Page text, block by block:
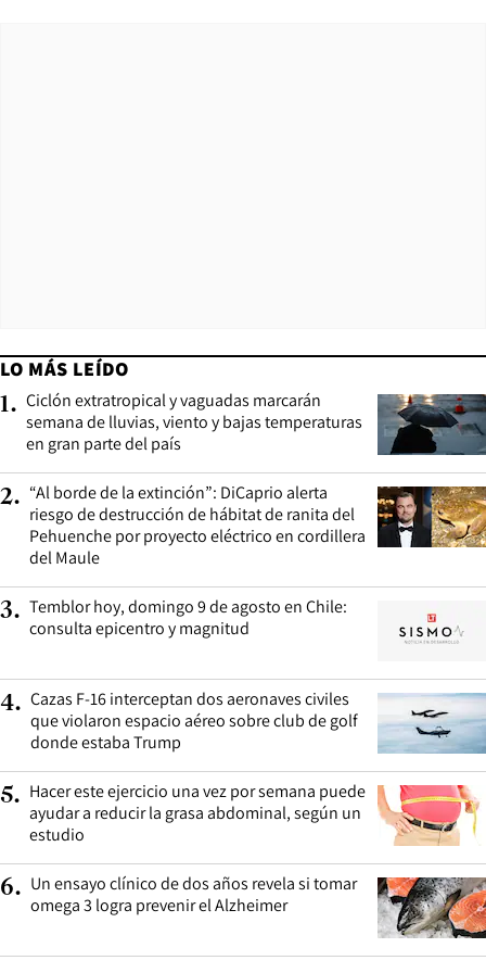
LO MÁS LEÍDO
1. Ciclón extratropical y vaguadas marcarán
semana de lluvias, viento y bajas temperaturas
en gran parte del país
2. “Al borde de la extinción”: DiCaprio alerta
riesgo de destrucción de hábitat de ranita del
Pehuenche por proyecto eléctrico en cordillera
del Maule
3. Temblor hoy, domingo 9 de agosto en Chile:
consulta epicentro y magnitud
4. Cazas F-16 interceptan dos aeronaves civiles
que violaron espacio aéreo sobre club de golf
donde estaba Trump
5. Hacer este ejercicio una vez por semana puede
ayudar a reducir la grasa abdominal, según un
estudio
6. Un ensayo clínico de dos años revela si tomar
omega 3 logra prevenir el Alzheimer